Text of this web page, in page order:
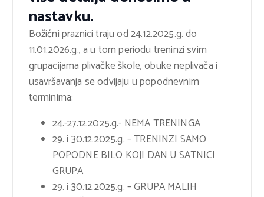
nastavku.
Božićni praznici traju od 24.12.2025.g. do
11.01.2026.g., a u tom periodu treninzi svim
grupacijama plivačke škole, obuke neplivača i
usavršavanja se odvijaju u popodnevnim
terminima:
24.-27.12.2025.g.- NEMA TRENINGA
29. i 30.12.2025.g. – TRENINZI SAMO
POPODNE BILO KOJI DAN U SATNICI
GRUPA
29. i 30.12.2025.g. – GRUPA MALIH